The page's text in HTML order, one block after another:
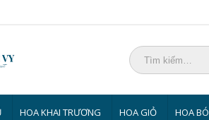
HOA KHAI TRƯƠNG HOA GIỎ HOA BÓ